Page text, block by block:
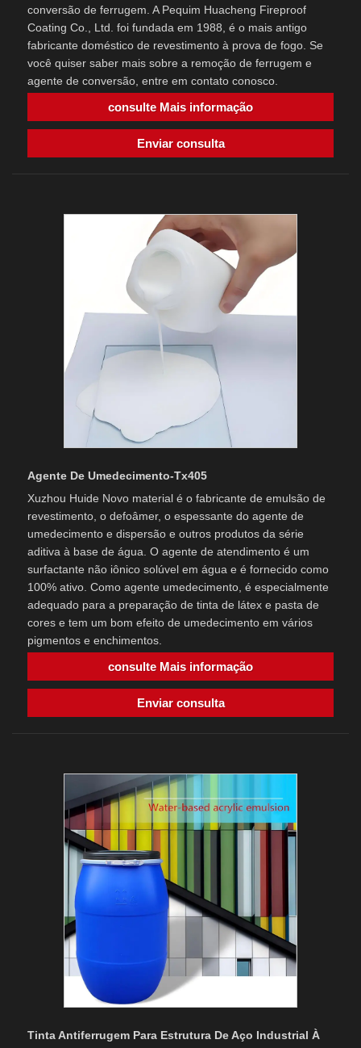
conversão de ferrugem. A Pequim Huacheng Fireproof
Coating Co., Ltd. foi fundada em 1988, é o mais antigo
fabricante doméstico de revestimento à prova de fogo. Se
você quiser saber mais sobre a remoção de ferrugem e
agente de conversão, entre em contato conosco.
consulte Mais informação
Enviar consulta
Agente De Umedecimento-Tx405
Xuzhou Huide Novo material é o fabricante de emulsão de
revestimento, o defoâmer, o espessante do agente de
umedecimento e dispersão e outros produtos da série
aditiva à base de água. O agente de atendimento é um
surfactante não iônico solúvel em água e é fornecido como
100% ativo. Como agente umedecimento, é especialmente
adequado para a preparação de tinta de látex e pasta de
cores e tem um bom efeito de umedecimento em vários
pigmentos e enchimentos.
consulte Mais informação
Enviar consulta
Tinta Antiferrugem Para Estrutura De Aço Industrial À